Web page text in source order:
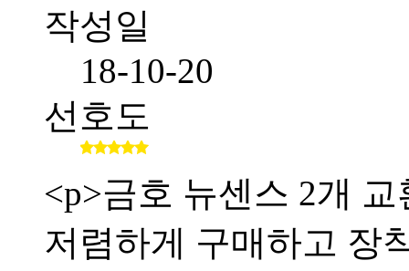
작성일
18-10-20
선호도
<p>금호 뉴센스 2개
저렴하게 구매하고 장